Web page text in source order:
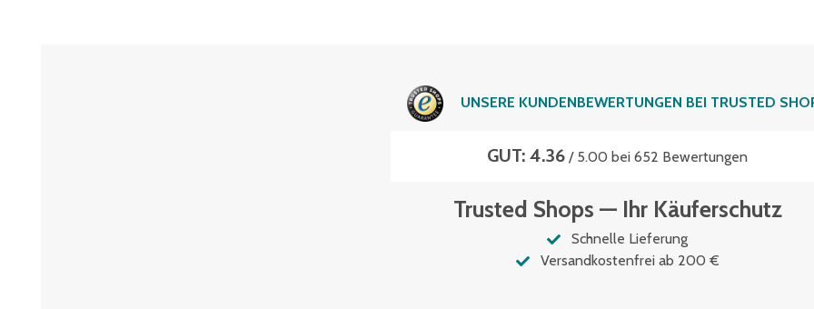
UNSERE KUNDENBEWERTUNGEN BEI TRUSTED
GUT: 4.36 / 5.00 bei 652 Bewertungen
Trusted Shops — Ihr Käuferschutz
Schnelle Lieferung
Versandkostenfrei ab 200 €